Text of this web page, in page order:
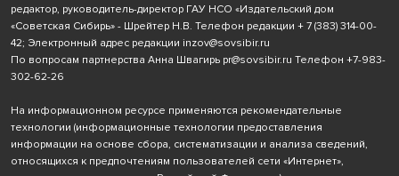
редактор, руководитель-директор ГАУ НСО «Издательский дом
«Советская Сибирь» - Шрейтер Н.В. Телефон редакции + 7 (383) 314-00-
42; Электронный адрес редакции inzov@sovsibir.ru
По вопросам партнерства Анна Швагирь pr@sovsibir.ru Телефон +7-983-
302-62-26
На информационном ресурсе применяются рекомендательные
технологии (информационные технологии предоставления
информации на основе сбора, систематизации и анализа сведений,
относящихся к предпочтениям пользователей сети «Интернет»,